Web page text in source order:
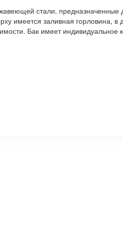
стали,
имеется заливная горловина,
Бак имеет